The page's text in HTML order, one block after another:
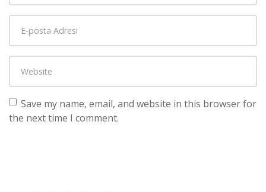
Save my name, email, and website in this browser for
the next time I comment.